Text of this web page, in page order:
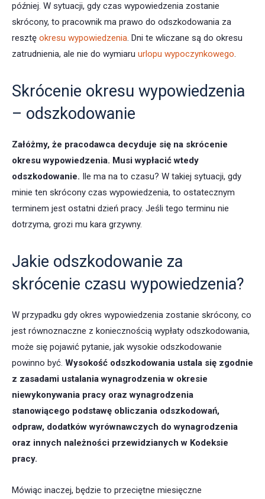
później. W sytuacji, gdy czas wypowiedzenia zostanie
skrócony, to pracownik ma prawo do odszkodowania za
resztę okresu wypowiedzenia. Dni te wliczane są do okresu
zatrudnienia, ale nie do wymiaru urlopu wypoczynkowego.
Skrócenie okresu wypowiedzenia
– odszkodowanie
Załóżmy, że pracodawca decyduje się na skrócenie
okresu wypowiedzenia. Musi wypłacić wtedy
odszkodowanie. Ile ma na to czasu? W takiej sytuacji, gdy
minie ten skrócony czas wypowiedzenia, to ostatecznym
terminem jest ostatni dzień pracy. Jeśli tego terminu nie
dotrzyma, grozi mu kara grzywny.
Jakie odszkodowanie za
skrócenie czasu wypowiedzenia?
W przypadku gdy okres wypowiedzenia zostanie skrócony, co
jest równoznaczne z koniecznością wypłaty odszkodowania,
może się pojawić pytanie, jak wysokie odszkodowanie
powinno być. Wysokość odszkodowania ustala się zgodnie
z zasadami ustalania wynagrodzenia w okresie
niewykonywania pracy oraz wynagrodzenia
stanowiącego podstawę obliczania odszkodowań,
odpraw, dodatków wyrównawczych do wynagrodzenia
oraz innych należności przewidzianych w Kodeksie
pracy.
Mówiąc inaczej, będzie to przeciętne miesięczne